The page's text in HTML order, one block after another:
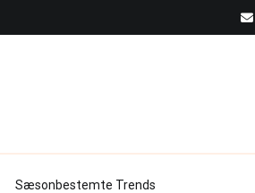
Sæsonbestemte Trends